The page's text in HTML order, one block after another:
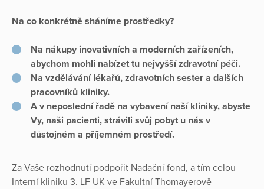
Na co konkrétně sháníme prostředky?
Na nákupy inovativních a moderních zařízeních,
abychom mohli nabízet tu nejvyšší zdravotní péči.
Na vzdělávání lékařů, zdravotních sester a dalších
pracovníků kliniky.
A v neposlední řadě na vybavení naší kliniky, abyste
Vy, naši pacienti, strávili svůj pobyt u nás v
důstojném a příjemném prostředí.
Za Vaše rozhodnutí podpořit Nadační fond, a tím celou
Interní kliniku 3. LF UK ve Fakultní Thomayerově